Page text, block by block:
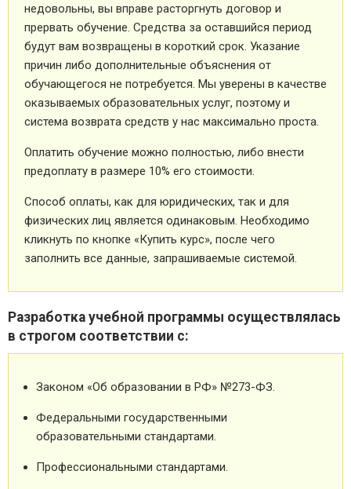
недовольны, вы вправе расторгнуть договор и
прервать обучение. Средства за оставшийся период
будут вам возвращены в короткий срок. Указание
причин либо дополнительные объяснения от
обучающегося не потребуется. Мы уверены в качестве
оказываемых образовательных услуг, поэтому и
система возврата средств у нас максимально проста.
Оплатить обучение можно полностью, либо внести
предоплату в размере 10% его стоимости.
Способ оплаты, как для юридических, так и для
физических лиц является одинаковым. Необходимо
кликнуть по кнопке «Купить курс», после чего
заполнить все данные, запрашиваемые системой.
Разработка учебной программы осуществлялась
в строгом соответствии с:
Законом «Об образовании в РФ» №273-ФЗ.
Федеральными государственными
образовательными стандартами.
Профессиональными стандартами.